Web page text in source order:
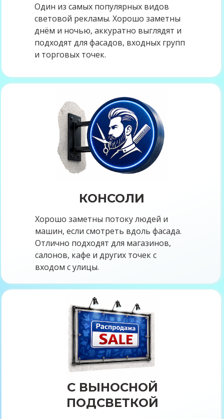
световая реклама, объемные
буквы, изготовление объемных
букв в Архангельске, световые
буквы реклама, заказать световой
короб, заказать объемные буквы,
рекламные световые буквы,
световой короб цена, лайтбокс,
вывеска, светодиодный короб,
рекламные световые короба,
Один из самых популярных видов
световой рекламы. Хорошо заметны
днём и ночью, аккуратно выглядят и
подходят для фасадов, входных групп
и торговых точек.
С ВЫНОСНОЙ
ПОДСВЕТКОЙ
КОНСОЛИ
Хорошо заметны потоку людей и
машин, если смотреть вдоль фасада.
Отлично подходят для магазинов,
салонов, кафе и других точек с
входом с улицы.